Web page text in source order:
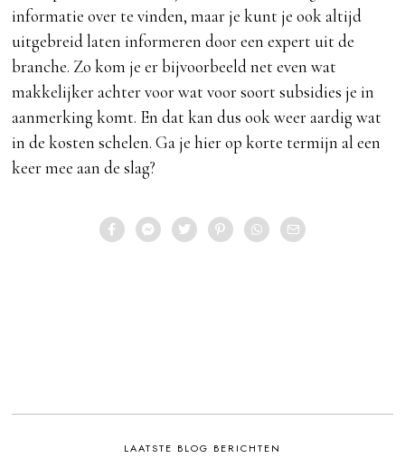
informatie over te vinden, maar je kunt je ook altijd
uitgebreid laten informeren door een expert uit de
branche. Zo kom je er bijvoorbeeld net even wat
makkelijker achter voor wat voor soort subsidies je in
aanmerking komt. En dat kan dus ook weer aardig wat
in de kosten schelen. Ga je hier op korte termijn al een
keer mee aan de slag?
LAATSTE BLOG BERICHTEN